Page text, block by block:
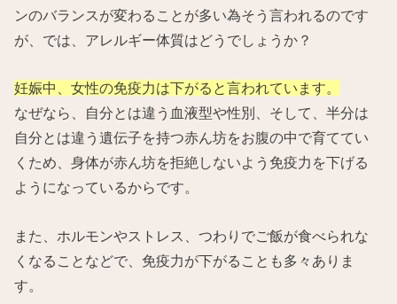
ンのバランスが変わることが多い為そう言われるのです
が、では、アレルギー体質はどうでしょうか？
妊娠中、女性の免疫力は下がると言われています。
なぜなら、自分とは違う血液型や性別、そして、半分は
自分とは違う遺伝子を持つ赤ん坊をお腹の中で育ててい
くため、身体が赤ん坊を拒絶しないよう免疫力を下げる
ようになっているからです。
また、ホルモンやストレス、つわりでご飯が食べられな
くなることなどで、免疫力が下がることも多々ありま
す。